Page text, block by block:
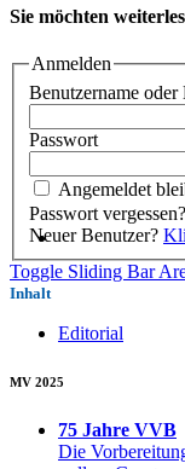
Sie möchten
Anmelden
Benutzername
Passwort
Angemeldet
Passwort vergessen?
Neuer Benutzer?
Toggle Sliding Bar
Inhalt
Editorial
MV 2025
75 Jahre VVB
Die